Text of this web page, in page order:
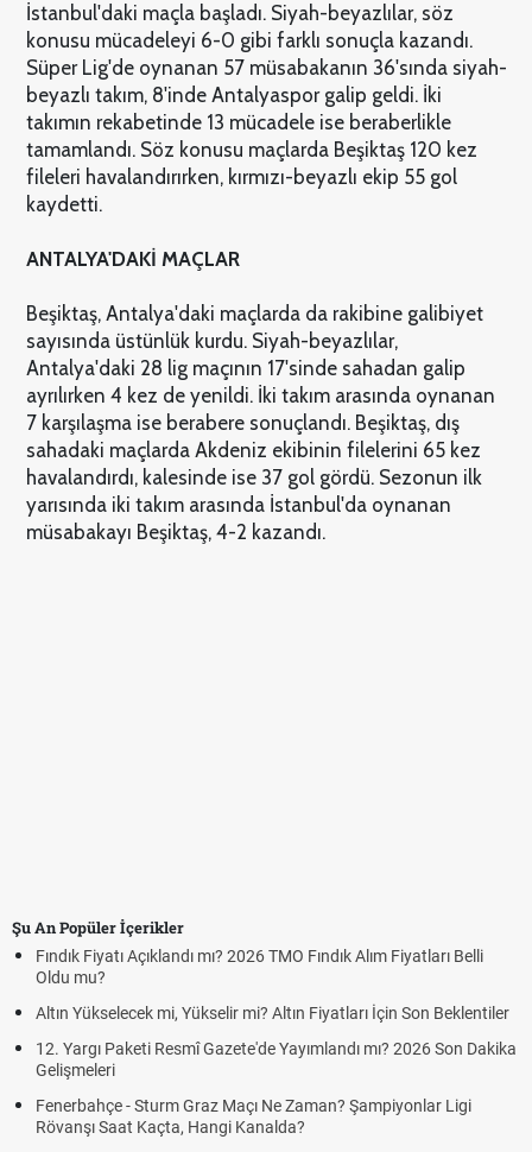
İstanbul'daki maçla başladı. Siyah-beyazlılar, söz
konusu mücadeleyi 6-0 gibi farklı sonuçla kazandı.
Süper Lig'de oynanan 57 müsabakanın 36'sında siyah-
beyazlı takım, 8'inde Antalyaspor galip geldi. İki
takımın rekabetinde 13 mücadele ise beraberlikle
tamamlandı. Söz konusu maçlarda Beşiktaş 120 kez
fileleri havalandırırken, kırmızı-beyazlı ekip 55 gol
kaydetti.
ANTALYA'DAKİ MAÇLAR
Beşiktaş, Antalya'daki maçlarda da rakibine galibiyet
sayısında üstünlük kurdu. Siyah-beyazlılar,
Antalya'daki 28 lig maçının 17'sinde sahadan galip
ayrılırken 4 kez de yenildi. İki takım arasında oynanan
7 karşılaşma ise berabere sonuçlandı. Beşiktaş, dış
sahadaki maçlarda Akdeniz ekibinin filelerini 65 kez
havalandırdı, kalesinde ise 37 gol gördü. Sezonun ilk
yarısında iki takım arasında İstanbul'da oynanan
müsabakayı Beşiktaş, 4-2 kazandı.
Şu An Popüler İçerikler
Fındık Fiyatı Açıklandı mı? 2026 TMO Fındık Alım Fiyatları Belli
Oldu mu?
Altın Yükselecek mi, Yükselir mi? Altın Fiyatları İçin Son Beklentiler
12. Yargı Paketi Resmî Gazete'de Yayımlandı mı? 2026 Son Dakika
Gelişmeleri
Fenerbahçe - Sturm Graz Maçı Ne Zaman? Şampiyonlar Ligi
Rövanşı Saat Kaçta, Hangi Kanalda?